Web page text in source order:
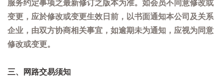
服务约定事项之最新修订之版本为准。如会员不同意修改或
变更，应於修改或变更生效日前，以书面通知本公司及关系
企业，由双方协商相关事宜，如逾期未为通知，应视为同意
修改或变更。
三、网路交易须知